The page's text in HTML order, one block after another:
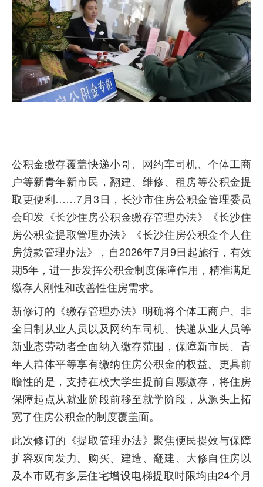
公积金缴存覆盖快递小哥、网约车司机、个体工商
户等新青年新市民，翻建、维修、租房等公积金提
取更便利……7月3日，长沙市住房公积金管理委员
会印发《长沙住房公积金缴存管理办法》《长沙住
房公积金提取管理办法》《长沙住房公积金个人住
房贷款管理办法》，自2026年7月9日起施行，有效
期5年，进一步发挥公积金制度保障作用，精准满足
缴存人刚性和改善性住房需求。
新修订的《缴存管理办法》明确将个体工商户、非
全日制从业人员以及网约车司机、快递从业人员等
新业态劳动者全面纳入缴存范围，保障新市民、青
年人群体平等享有缴纳住房公积金的权益。更具前
瞻性的是，支持在校大学生提前自愿缴存，将住房
保障起点从就业阶段前移至就学阶段，从源头上拓
宽了住房公积金的制度覆盖面。
此次修订的《提取管理办法》聚焦便民提效与保障
扩容双向发力。购买、建造、翻建、大修自住房以
及本市既有多层住宅增设电梯提取时限均由24个月